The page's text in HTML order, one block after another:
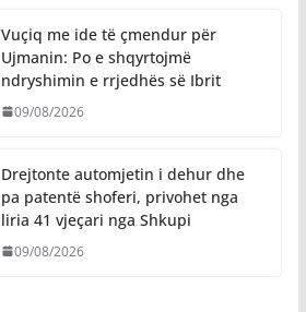
​Vuçiq me ide të çmendur për
Ujmanin: Po e shqyrtojmë
ndryshimin e rrjedhës së Ibrit
09/08/2026
Drejtonte automjetin i dehur dhe
pa patentë shoferi, privohet nga
liria 41 vjeçari nga Shkupi
09/08/2026